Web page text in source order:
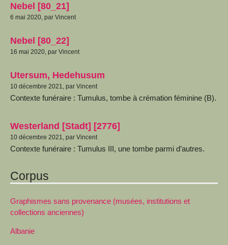
Nebel [80_21]
6 mai 2020, par Vincent
Nebel [80_22]
16 mai 2020, par Vincent
Utersum, Hedehusum
10 décembre 2021, par Vincent
Contexte funéraire : Tumulus, tombe à crémation féminine (B).
Westerland [Stadt] [2776]
10 décembre 2021, par Vincent
Contexte funéraire : Tumulus III, une tombe parmi d’autres.
Corpus
Graphismes sans provenance (musées, institutions et
collections anciennes)
Albanie